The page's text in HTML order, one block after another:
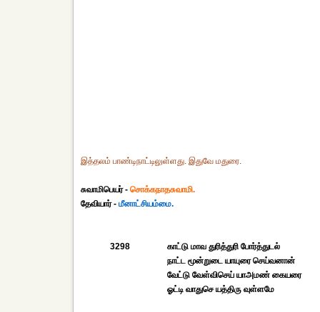
இத்தலம் பாண்டிநாட்டிலுள்ளது. இதுவே மதுரை.
சுவாமிபெயர் - சொக்கநாதசுவாமி.
தேவியார் - மீனாட்சியம்மை.
3298
காட்டு மாவ துரித்துரி போர்த்துடல்
நாட்ட மூன்றுடை யாயுரை செய்வனான்
வேட்டு வேள்விசெய் யாஅமண் கையரை
ஓட்டி வாதுசெ யத்திரு வுள்ளமே